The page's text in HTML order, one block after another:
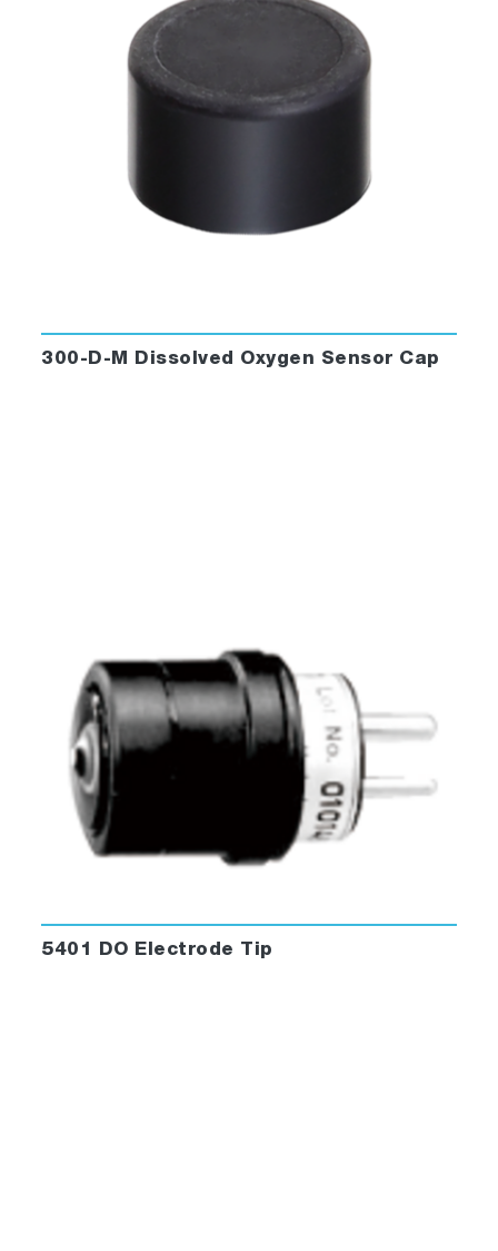
300-D-M Dissolved Oxygen Sensor Cap
5401 DO Electrode Tip